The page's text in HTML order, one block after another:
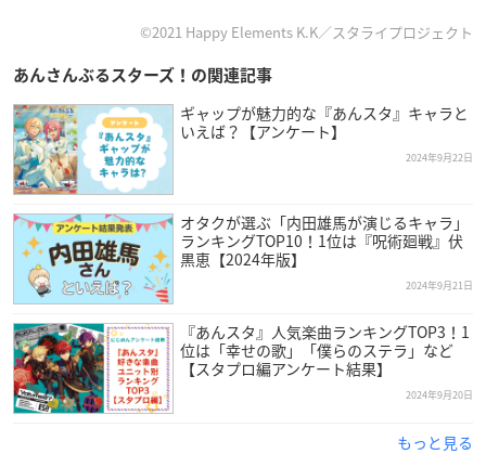
2024年12月22日（日）16:00開演
【会場】
全国各地の映画館
※映画館は コチラ
※開場時間は映画館によって異なります。
※大阪府では条例により、16歳未満の方は終了時間が19:00を
過ぎる上映には、保護者同伴でないとご入場いただけません。
【料金】
4,500円（税込／全席指定） ★来場者プレゼント：オリジナル
ポストカード
※3歳以上有料／3歳未満で座席をご使用の場合は有料
※プレイガイドでチケットをご購入の際は、チケット代以外に
各種手数料がかかります。
※来場者プレゼントは、ご参加される映画館にて
©2021 Happy Elements K.K／スタライプロジェクト
あんさんぶるスターズ！の関連記事
ギャップが魅力的な『あんスタ』キャラと
いえば？【アンケート】
2024年9月22日
オタクが選ぶ「内田雄馬が演じるキャラ」
ランキングTOP10！1位は『呪術廻戦』伏
黒恵【2024年版】
2024年9月21日
『あんスタ』人気楽曲ランキングTOP3！1
位は「幸せの歌」「僕らのステラ」など
【スタプロ編アンケート結果】
2024年9月20日
もっと見る